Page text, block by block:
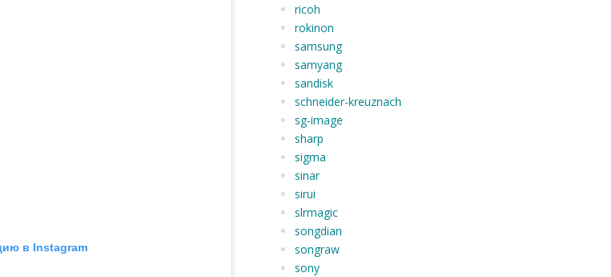
в Instagram
ricoh
rokinon
samsung
samyang
sandisk
schneider-kreuznach
sg-image
sharp
sigma
sinar
sirui
slrmagic
songdian
songraw
sony